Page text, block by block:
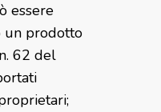
essere
un prodotto
62 del